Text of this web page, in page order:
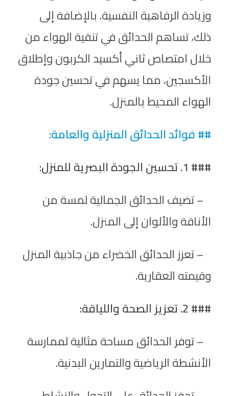
وزيادة الرفاهية النفسية. بالإضافة إلى
ذلك، تساهم الحدائق في تنقية الهواء من
خلال امتصاص ثاني أكسيد الكربون وإطلاق
الأكسجين، مما يسهم في تحسين جودة
الهواء المحيط بالمنزل.
## فوائد الحدائق المنزلية والعامة:
### 1. تحسين الجودة البصرية للمنزل:
– تضيف الحدائق الجمالية لمسة من
الأناقة والألوان إلى المنزل.
– تعزز الحدائق الخضراء من جاذبية المنزل
وقيمته العقارية.
### 2. تعزيز الصحة واللياقة:
– توفر الحدائق مساحة مثالية لممارسة
الأنشطة الرياضية والتمارين البدنية.